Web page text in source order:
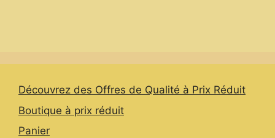
may
be
chosen
on
Découvrez des Offres de Qualité à Prix Réduit
Boutique à prix réduit
Panier